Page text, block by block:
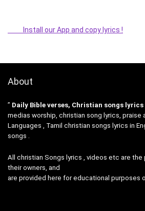
Install our App and copy lyrics !
About
” Daily Bible verses, Christian songs lyrics
medias worship, christian song lyrics, praise
Languages , Tamil christian songs lyrics in
songs .
All christian Songs lyrics , videos etc are
their owners, and
are provided here for educational purposes